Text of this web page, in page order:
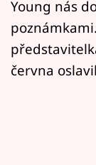
Young nás
června